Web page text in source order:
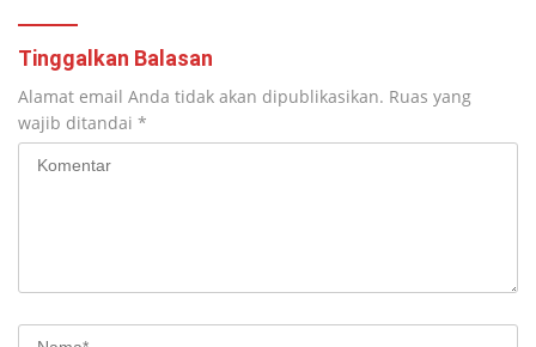
Tinggalkan Balasan
Alamat email Anda tidak akan dipublikasikan. Ruas yang
wajib ditandai *